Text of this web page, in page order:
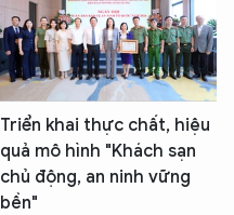
Triển khai thực chất, hiệu
quả mô hình "Khách sạn
chủ động, an ninh vững
bền"